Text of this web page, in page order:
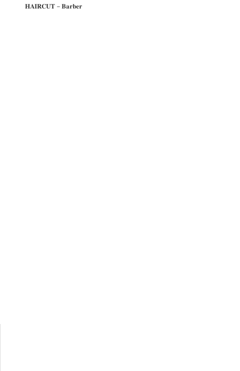
𝐇𝐀𝐈𝐑𝐂𝐔𝐓 – 𝐁𝐚𝐫𝐛𝐞𝐫